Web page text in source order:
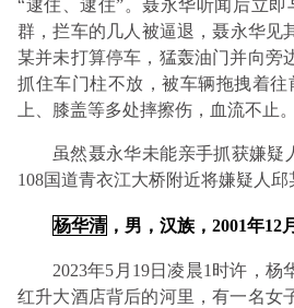
“逮住、逮住”。聂永华听闻后立
群，拦车的几人被逼退，聂永华见
某并未打算停车，猛轰油门并向旁
抓住车门柱不放，被车辆拖拽着
上、膝盖等多处摔擦伤，血流不止。
虽然聂永华未能亲手抓获嫌
108国道青衣江大桥附近将嫌疑人邱
杨华清 ，男，汉族，2001年
2023年5月19日凌晨1时许，
红升大酒店背后的河里，有一名女